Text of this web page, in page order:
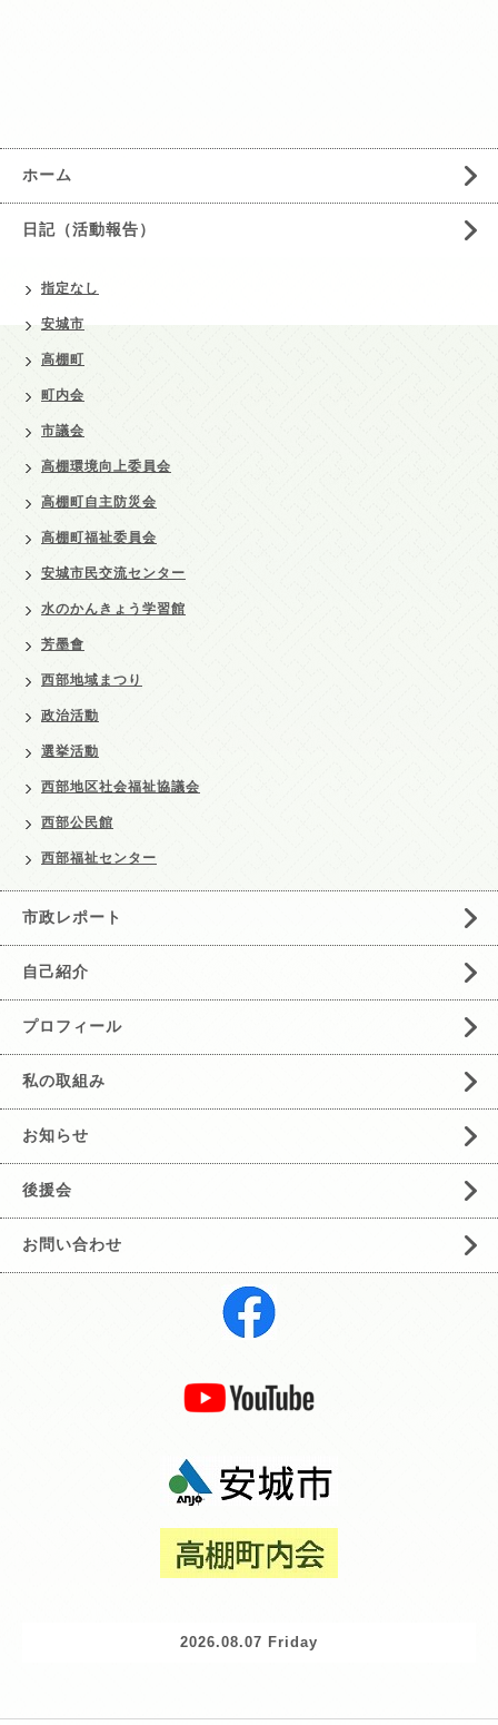
ホーム
日記（活動報告）
指定なし
安城市
高棚町
町内会
市議会
高棚環境向上委員会
高棚町自主防災会
高棚町福祉委員会
安城市民交流センター
水のかんきょう学習館
芳墨會
西部地域まつり
政治活動
選挙活動
西部地区社会福祉協議会
西部公民館
西部福祉センター
市政レポート
自己紹介
プロフィール
私の取組み
お知らせ
後援会
お問い合わせ
2026.08.07 Friday